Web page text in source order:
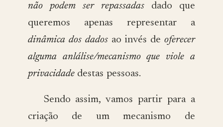
não podem ser repassadasdado que
queremos apenas representar a
dinâmica dos dadosao invés de oferecer
alguma anlálise/mecanismo que viole a
privacidade destas pessoas.
Sendo assim, vamos partir para a
criação de um mecanismo de